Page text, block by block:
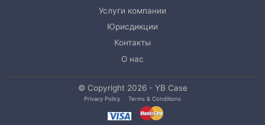
Услуги компании
Юрисдикции
Контакты
О нас
© Copyright 2026 - YB Case
Privacy Policy Terms & Conditions